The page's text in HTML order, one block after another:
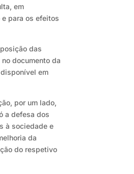
em
para os efeitos
das
documento da
em
por um lado,
a defesa dos
à sociedade e
da
do respetivo